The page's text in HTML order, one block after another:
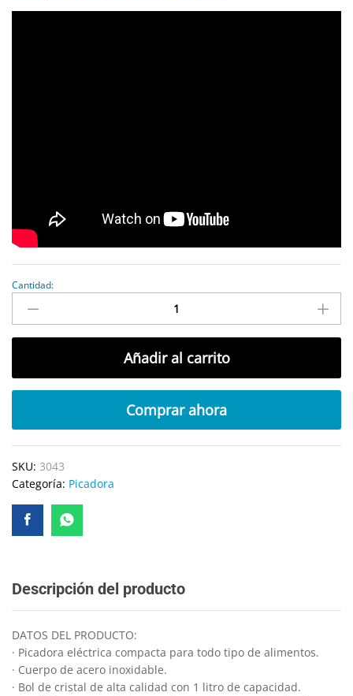
antidad
Cantidad:
Añadir al carrito
Comprar ahora
SKU: 3043
Categoría: Picadora
Descripción del producto
DATOS DEL PRODUCTO:
· Picadora eléctrica compacta para todo tipo de alimentos.
· Cuerpo de acero inoxidable.
· Bol de cristal de alta calidad con 1 litro de capacidad.